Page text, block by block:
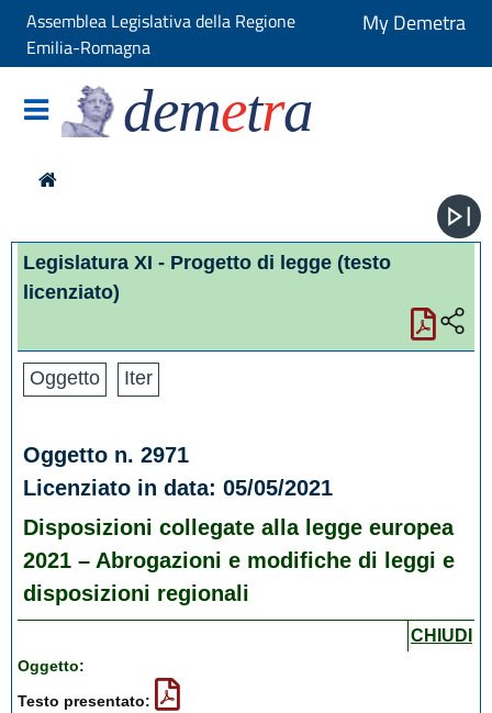
Assemblea Legislativa della Regione
Emilia-Romagna
My Demetra
demetra
Legislatura XI - Progetto di legge (testo
licenziato)
Oggetto Iter
Oggetto n. 2971
Licenziato in data: 05/05/2021
Disposizioni collegate alla legge europea
2021 – Abrogazioni e modifiche di leggi e
disposizioni regionali
CHIUDI
Oggetto:
Testo presentato: